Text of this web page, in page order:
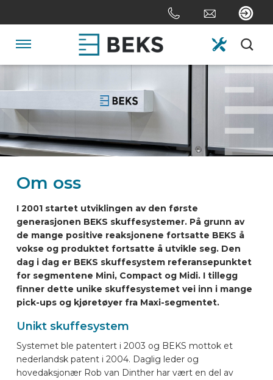
to
Jump
the
navigation
OM OSS
SKREDDERSYDD
SEKTORER
BILMERKER
KONTAKT
KJØRETØYUTSTYR ONLINE
Om oss
I 2001 startet utviklingen av den første
generasjonen BEKS skuffesystemer. På grunn av
de mange positive reaksjonene fortsatte BEKS å
vokse og produktet fortsatte å utvikle seg. Den
dag i dag er BEKS skuffesystem referansepunktet
for segmentene Mini, Compact og Midi. I tillegg
finner dette unike skuffesystemet vei inn i mange
pick-ups og kjøretøyer fra Maxi-segmentet.
Unikt skuffesystem
Systemet ble patentert i 2003 og BEKS mottok et
nederlandsk patent i 2004. Daglig leder og
hovedaksjonær Rob van Dinther har vært en del av